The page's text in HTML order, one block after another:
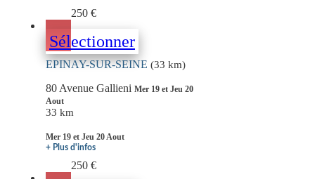
250 €
Sélectionner
EPINAY-SUR-SEINE (33 km)
80 Avenue Gallieni Mer 19 et Jeu 20
Aout
33 km
Mer 19 et Jeu 20 Aout
+ Plus d'infos
250 €